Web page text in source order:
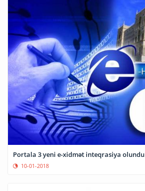
Portala 3 yeni e-xidmət inteqrasiya olundu
10-01-2018